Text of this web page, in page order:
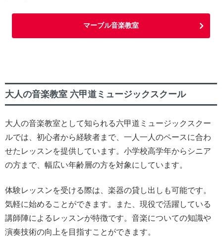
マーブル音楽教室
大人の音楽教室 六甲道ミュージックスクール
大人の音楽教室として知られる六甲道ミュージックスクー
ルでは、初心者から経験者まで、一人一人のペースに合わ
せたレッスンを提供しています。小学校高学年からシニア
の方まで、幅広い年齢層の方を対象にしています。
体験レッスンを受ける際は、楽器の貸し出しも可能です。
気軽に始めることができます。また、現役で活躍している
講師陣によるレッスンが特徴です。音楽についての知識や
演奏技術の向上を目指すことができます。